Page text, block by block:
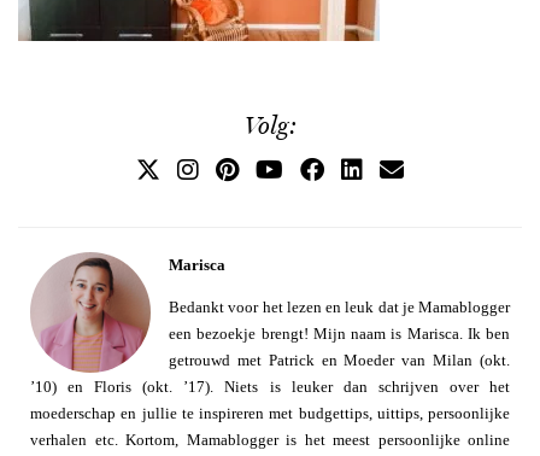
Volg:
Marisca
Bedankt voor het lezen en leuk dat je Mamablogger
een bezoekje brengt! Mijn naam is Marisca. Ik ben
getrouwd met Patrick en Moeder van Milan (okt.
’10) en Floris (okt. ’17). Niets is leuker dan schrijven over het
moederschap en jullie te inspireren met budgettips, uittips, persoonlijke
verhalen etc. Kortom, Mamablogger is het meest persoonlijke online